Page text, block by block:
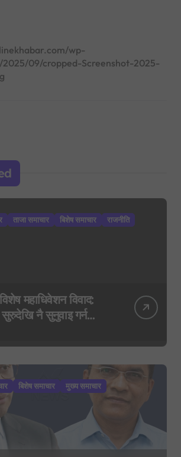
wp-
09/cropped-Screenshot-2025-
ताजा समाचार बिशेष समाचार
राजनीति
महाधिवेशन विवाद:
सुरुदेखि नै सुनुवाइ गर्न
बिशेष समाचार मुख्य समाचार